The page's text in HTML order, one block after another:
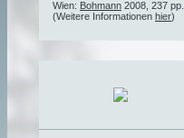
Wien: Bohmann 2008, 237 pp.
(Weitere Informationen hier)